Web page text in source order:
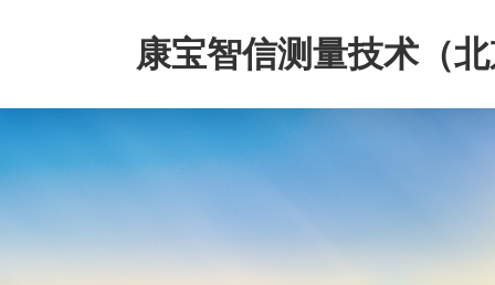
康宝智信测量技术（
限公司